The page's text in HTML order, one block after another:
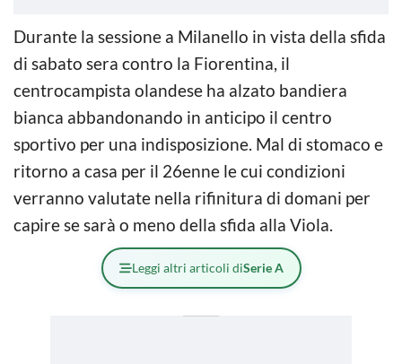
Durante la sessione a Milanello in vista della sfida
di sabato sera contro la Fiorentina, il
centrocampista olandese ha alzato bandiera
bianca abbandonando in anticipo il centro
sportivo per una indisposizione. Mal di stomaco e
ritorno a casa per il 26enne le cui condizioni
verranno valutate nella rifinitura di domani per
capire se sarà o meno della sfida alla Viola.
Leggi altri articoli diSerie A